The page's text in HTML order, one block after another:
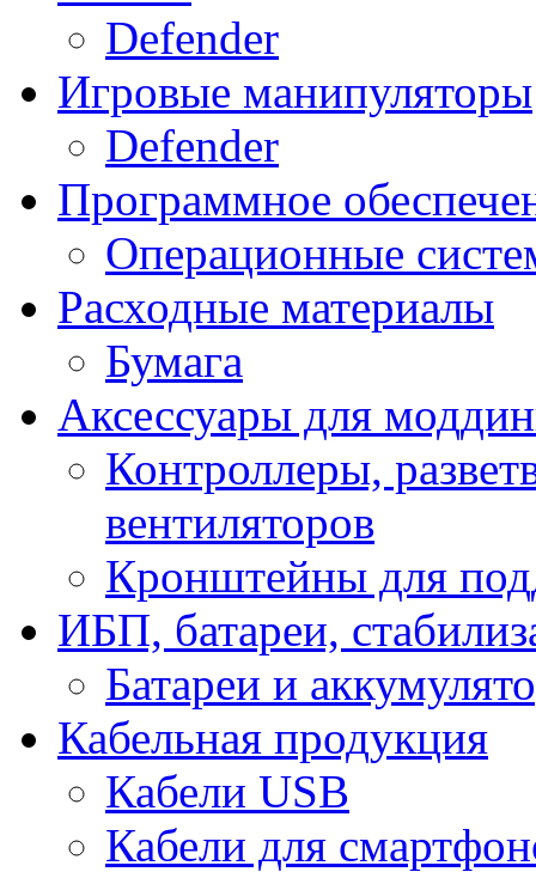
Defender
Игровые манипуляторы
Defender
Программное
Операционные
Расходные материалы
Бумага
Аксессуары для
Контроллеры,
вентиляторов
Кронштейны для
ИБП, батареи,
Батареи и
Кабельная продукция
Кабели USB
Кабели для